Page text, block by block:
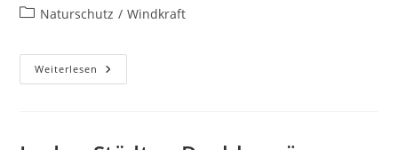
Autor:
veröffentlicht:
Beitrags-
Naturschutz / Windkraft
Weiterlesen Vogelschutz
Gestrichen